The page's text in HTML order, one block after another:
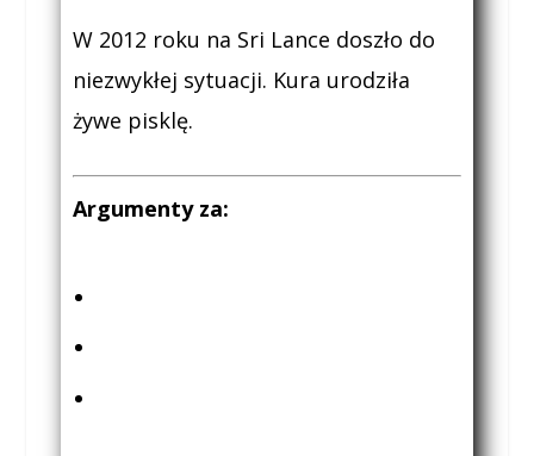
W 2012 roku na Sri Lance doszło do
niezwykłej sytuacji. Kura urodziła
żywe pisklę.
Argumenty za: